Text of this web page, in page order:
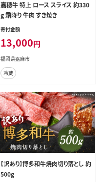
嘉穂牛 特上 ロース スライス 約330
g 霜降り 牛肉 すき焼き
寄付金額
13,000円
福岡県嘉麻市
冷蔵
【訳あり】博多和牛焼肉切り落とし 約
500g